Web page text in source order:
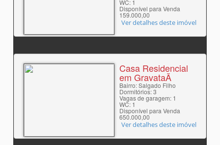
WC: 1
Disponível para Venda
159.000,00
Ver detalhes deste imóvel
Casa Residencial
em GravataÃ­
Bairro: Salgado Filho
Dormitórios: 3
Vagas de garagem: 1
WC: 1
Disponível para Venda
650.000,00
Ver detalhes deste imóvel